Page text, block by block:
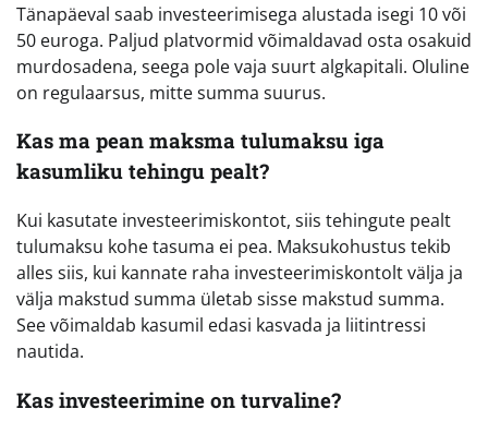
Tänapäeval saab investeerimisega alustada isegi 10 või
50 euroga. Paljud platvormid võimaldavad osta osakuid
murdosadena, seega pole vaja suurt algkapitali. Oluline
on regulaarsus, mitte summa suurus.
Kas ma pean maksma tulumaksu iga
kasumliku tehingu pealt?
Kui kasutate investeerimiskontot, siis tehingute pealt
tulumaksu kohe tasuma ei pea. Maksukohustus tekib
alles siis, kui kannate raha investeerimiskontolt välja ja
välja makstud summa ületab sisse makstud summa.
See võimaldab kasumil edasi kasvada ja liitintressi
nautida.
Kas investeerimine on turvaline?